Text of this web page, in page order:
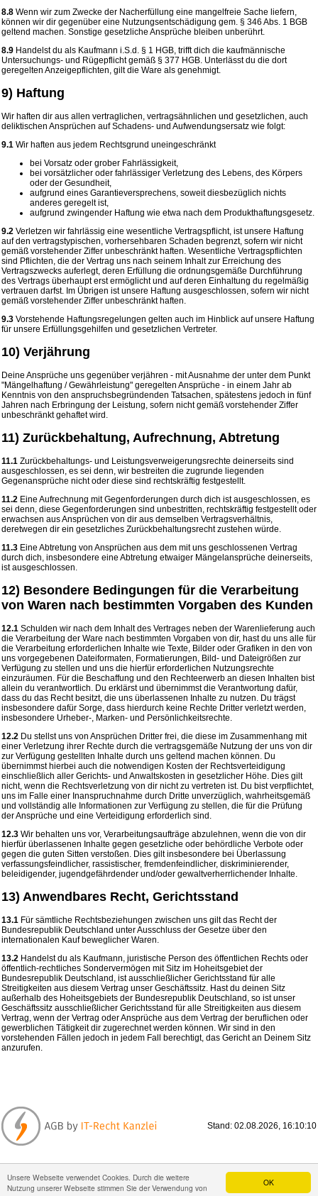
OK
Unsere Webseite verwendet Cookies. Durch die weitere
Nutzung unserer Webseite stimmen Sie der Verwendung von
8.8 Wenn wir zum Zwecke der Nacherfüllung eine mangelfreie Sache liefern,
können wir dir gegenüber eine Nutzungsentschädigung gem. § 346 Abs. 1 BGB
geltend machen. Sonstige gesetzliche Ansprüche bleiben unberührt.
8.9 Handelst du als Kaufmann i.S.d. § 1 HGB, trifft dich die kaufmännische
Untersuchungs- und Rügepflicht gemäß § 377 HGB. Unterlässt du die dort
geregelten Anzeigepflichten, gilt die Ware als genehmigt.
9) Haftung
Wir haften dir aus allen vertraglichen, vertragsähnlichen und gesetzlichen, auch
deliktischen Ansprüchen auf Schadens- und Aufwendungsersatz wie folgt:
9.1 Wir haften aus jedem Rechtsgrund uneingeschränkt
bei Vorsatz oder grober Fahrlässigkeit,
bei vorsätzlicher oder fahrlässiger Verletzung des Lebens, des Körpers
oder der Gesundheit,
aufgrund eines Garantieversprechens, soweit diesbezüglich nichts
anderes geregelt ist,
aufgrund zwingender Haftung wie etwa nach dem Produkthaftungsgesetz.
9.2 Verletzen wir fahrlässig eine wesentliche Vertragspflicht, ist unsere Haftung
auf den vertragstypischen, vorhersehbaren Schaden begrenzt, sofern wir nicht
gemäß vorstehender Ziffer unbeschränkt haften. Wesentliche Vertragspflichten
sind Pflichten, die der Vertrag uns nach seinem Inhalt zur Erreichung des
Vertragszwecks auferlegt, deren Erfüllung die ordnungsgemäße Durchführung
des Vertrags überhaupt erst ermöglicht und auf deren Einhaltung du regelmäßig
vertrauen darfst. Im Übrigen ist unsere Haftung ausgeschlossen, sofern wir nicht
gemäß vorstehender Ziffer unbeschränkt haften.
9.3 Vorstehende Haftungsregelungen gelten auch im Hinblick auf unsere Haftung
für unsere Erfüllungsgehilfen und gesetzlichen Vertreter.
10) Verjährung
Deine Ansprüche uns gegenüber verjähren - mit Ausnahme der unter dem Punkt
"Mängelhaftung / Gewährleistung" geregelten Ansprüche - in einem Jahr ab
Kenntnis von den anspruchsbegründenden Tatsachen, spätestens jedoch in fünf
Jahren nach Erbringung der Leistung, sofern nicht gemäß vorstehender Ziffer
unbeschränkt gehaftet wird.
11) Zurückbehaltung, Aufrechnung, Abtretung
11.1 Zurückbehaltungs- und Leistungsverweigerungsrechte deinerseits sind
ausgeschlossen, es sei denn, wir bestreiten die zugrunde liegenden
Gegenansprüche nicht oder diese sind rechtskräftig festgestellt.
11.2 Eine Aufrechnung mit Gegenforderungen durch dich ist ausgeschlossen, es
sei denn, diese Gegenforderungen sind unbestritten, rechtskräftig festgestellt oder
erwachsen aus Ansprüchen von dir aus demselben Vertragsverhältnis,
deretwegen dir ein gesetzliches Zurückbehaltungsrecht zustehen würde.
11.3 Eine Abtretung von Ansprüchen aus dem mit uns geschlossenen Vertrag
durch dich, insbesondere eine Abtretung etwaiger Mängelansprüche deinerseits,
ist ausgeschlossen.
12) Besondere Bedingungen für die Verarbeitung
von Waren nach bestimmten Vorgaben des Kunden
12.1 Schulden wir nach dem Inhalt des Vertrages neben der Warenlieferung auch
die Verarbeitung der Ware nach bestimmten Vorgaben von dir, hast du uns alle für
die Verarbeitung erforderlichen Inhalte wie Texte, Bilder oder Grafiken in den von
uns vorgegebenen Dateiformaten, Formatierungen, Bild- und Dateigrößen zur
Verfügung zu stellen und uns die hierfür erforderlichen Nutzungsrechte
einzuräumen. Für die Beschaffung und den Rechteerwerb an diesen Inhalten bist
allein du verantwortlich. Du erklärst und übernimmst die Verantwortung dafür,
dass du das Recht besitzt, die uns überlassenen Inhalte zu nutzen. Du trägst
insbesondere dafür Sorge, dass hierdurch keine Rechte Dritter verletzt werden,
insbesondere Urheber-, Marken- und Persönlichkeitsrechte.
12.2 Du stellst uns von Ansprüchen Dritter frei, die diese im Zusammenhang mit
einer Verletzung ihrer Rechte durch die vertragsgemäße Nutzung der uns von dir
zur Verfügung gestellten Inhalte durch uns geltend machen können. Du
übernimmst hierbei auch die notwendigen Kosten der Rechtsverteidigung
einschließlich aller Gerichts- und Anwaltskosten in gesetzlicher Höhe. Dies gilt
nicht, wenn die Rechtsverletzung von dir nicht zu vertreten ist. Du bist verpflichtet,
uns im Falle einer Inanspruchnahme durch Dritte unverzüglich, wahrheitsgemäß
und vollständig alle Informationen zur Verfügung zu stellen, die für die Prüfung
der Ansprüche und eine Verteidigung erforderlich sind.
12.3 Wir behalten uns vor, Verarbeitungsaufträge abzulehnen, wenn die von dir
hierfür überlassenen Inhalte gegen gesetzliche oder behördliche Verbote oder
gegen die guten Sitten verstoßen. Dies gilt insbesondere bei Überlassung
verfassungsfeindlicher, rassistischer, fremdenfeindlicher, diskriminierender,
beleidigender, jugendgefährdender und/oder gewaltverherrlichender Inhalte.
13) Anwendbares Recht, Gerichtsstand
13.1 Für sämtliche Rechtsbeziehungen zwischen uns gilt das Recht der
Bundesrepublik Deutschland unter Ausschluss der Gesetze über den
internationalen Kauf beweglicher Waren.
13.2 Handelst du als Kaufmann, juristische Person des öffentlichen Rechts oder
öffentlich-rechtliches Sondervermögen mit Sitz im Hoheitsgebiet der
Bundesrepublik Deutschland, ist ausschließlicher Gerichtsstand für alle
Streitigkeiten aus diesem Vertrag unser Geschäftssitz. Hast du deinen Sitz
außerhalb des Hoheitsgebiets der Bundesrepublik Deutschland, so ist unser
Geschäftssitz ausschließlicher Gerichtsstand für alle Streitigkeiten aus diesem
Vertrag, wenn der Vertrag oder Ansprüche aus dem Vertrag der beruflichen oder
gewerblichen Tätigkeit dir zugerechnet werden können. Wir sind in den
vorstehenden Fällen jedoch in jedem Fall berechtigt, das Gericht an Deinem Sitz
anzurufen.
Stand: 02.08.2026, 16:10:10
Kontakt | Sitemap | AGB | Datenschutz Versand und Zahlung